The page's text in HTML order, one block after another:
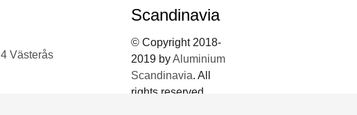
Västerås
Scandinavia
© Copyright 2018-
2019 byAluminium
Scandinavia. All
rights reserved.